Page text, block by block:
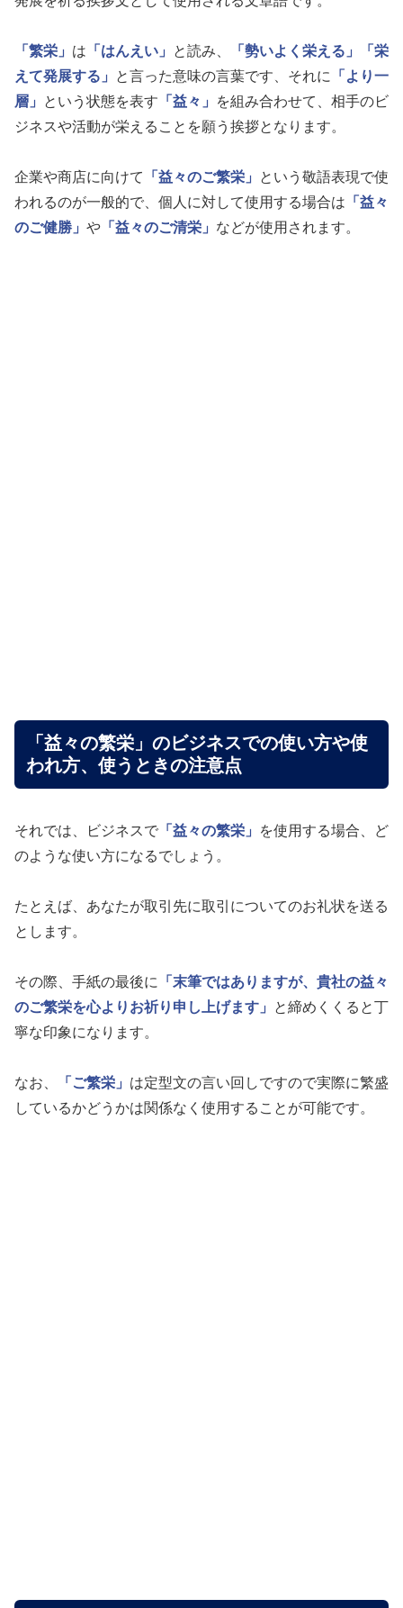
「繁栄」 は 「はんえい」 と読み、 「勢いよく栄える」
「栄
えて発展する」
と言った意味の言葉です、それに
「より一
層」
という状態を表す 「益々」
を組み合わせて、相手のビ
ジネスや活動が栄えることを願う挨拶となります。
企業や商店に向けて 「益々のご繁栄」
という敬語表現で使
われるのが一般的で、個人に対して使用する場合は 「益々
のご健勝」 や 「益々のご清栄」 などが使用されます。
「益々の繁栄」のビジネスでの使い方や使
われ方、使うときの注意点
それでは、ビジネスで 「益々の繁栄」
を使用する場合、ど
のような使い方になるでしょう。
たとえば、あなたが取引先に取引についてのお礼状を送る
とします。
その際、手紙の最後に
「末筆ではありますが、貴社の益々
のご繁栄を心よりお祈り申し上げます」
と締めくくると丁
寧な印象になります。
なお、 「ご繁栄」 は定型文の言い回しですので実際に繁盛
しているかどうかは関係なく使用することが可能です。